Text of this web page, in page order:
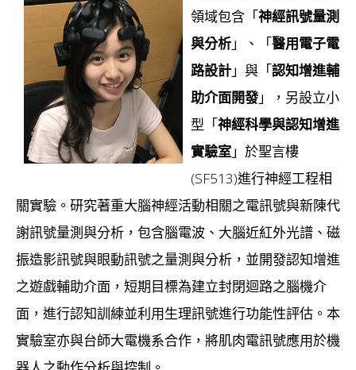
領域包含「神經訊號量測
與分析」、「醫用電子電
路設計」與「認知增進輔
助介面開發」，另設立小
型「神經科學與認知增進
實驗室」於聖言樓
(SF513)進行神經工程相
關實驗。研究著重大腦神經活動相關之電訊號與新陳代
謝訊號量測與分析，包含腦電波、大腦近紅外光譜、磁
振造影訊號與眼動訊號之量測與分析，並開發認知增進
之遊戲輔助介面，短期目標為建立封閉迴路之腦機介
面，進行認知訓練並利用生理訊號進行功能性評估。本
實驗室亦與台師大電機系合作，將肌肉電訊號應用於機